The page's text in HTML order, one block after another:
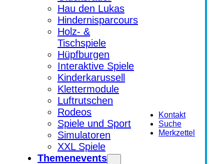
Hau den Lukas
Hindernisparcours
Holz- &
Tischspiele
Hüpfburgen
Interaktive Spiele
Kinderkarussell
Klettermodule
Luftrutschen
Rodeos
Spiele und Sport
Simulatoren
XXL Spiele
Themenevents
Kontakt
Suche
Merkzettel